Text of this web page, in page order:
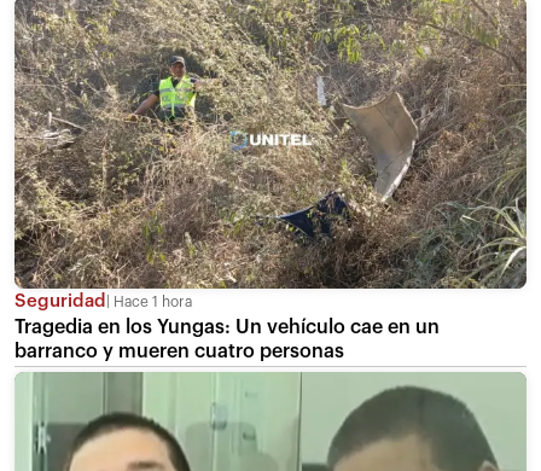
Seguridad Hace 1 hora
Tragedia en los Yungas: Un vehículo cae en un
barranco y mueren cuatro personas